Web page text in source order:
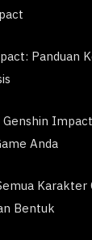
Panduan
Genshin
Anda
Bentuk